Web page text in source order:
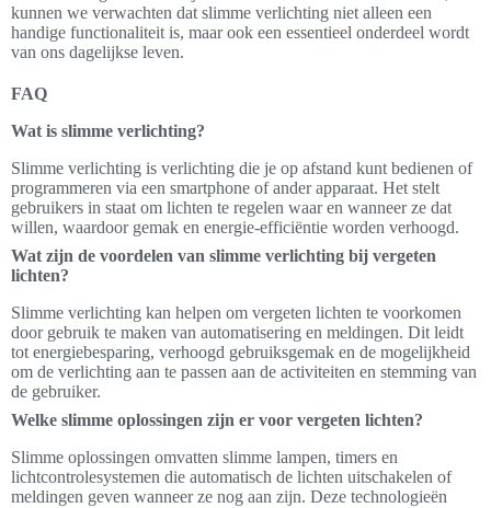
kunnen we verwachten dat slimme verlichting niet alleen een
handige functionaliteit is, maar ook een essentieel onderdeel wordt
van ons dagelijkse leven.
FAQ
Wat is slimme verlichting?
Slimme verlichting is verlichting die je op afstand kunt bedienen of
programmeren via een smartphone of ander apparaat. Het stelt
gebruikers in staat om lichten te regelen waar en wanneer ze dat
willen, waardoor gemak en energie-efficiëntie worden verhoogd.
Wat zijn de voordelen van slimme verlichting bij vergeten
lichten?
Slimme verlichting kan helpen om vergeten lichten te voorkomen
door gebruik te maken van automatisering en meldingen. Dit leidt
tot energiebesparing, verhoogd gebruiksgemak en de mogelijkheid
om de verlichting aan te passen aan de activiteiten en stemming van
de gebruiker.
Welke slimme oplossingen zijn er voor vergeten lichten?
Slimme oplossingen omvatten slimme lampen, timers en
lichtcontrolesystemen die automatisch de lichten uitschakelen of
meldingen geven wanneer ze nog aan zijn. Deze technologieën